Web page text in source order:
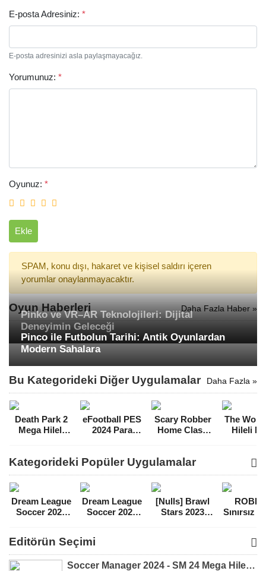
E-posta Adresiniz: *
E-posta adresinizi asla paylaşmayacağız.
Yorumunuz: *
Oyunuz: *
Ekle
SPAM, konu dışı, hakaret ve kişisel saldırı içeren
yorumlar onaylanmayacaktır.
Oyun Haberleri Daha Fazla Haber »
Pinko ve VR–AR Teknolojileri: Dijital
Deneyimin Geleceği
Pinco ile Futbolun Tarihi: Antik Oyunlardan
Modern Sahalara
Bu Kategorideki Diğer Uygulamalar Daha Fazla »
Death Park 2
Mega Hileli
eFootball PES
2024 Para
[v8.2.0]
Scary Robber
Home Clash
[v1.180]
The Wolf
Hileli
Kategorideki Popüler Uygulamalar
Dream League
Soccer 2021
[v8.31]
Dream League
Soccer 2022
[Nulls] Brawl
Stars 2023
Sınırsız
Editörün Seçimi
Soccer Manager 2024 - SM 24 Mega Hileli MOD APK indir [v3.0.0]